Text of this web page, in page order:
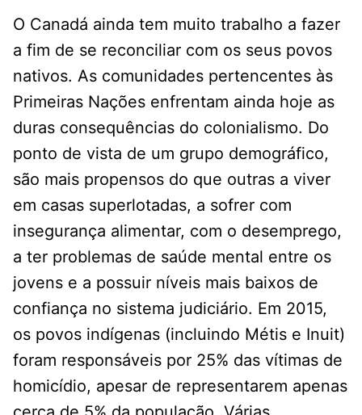
O Canadá ainda tem muito trabalho a fazer
a fim de se reconciliar com os seus povos
nativos. As comunidades pertencentes às
Primeiras Nações enfrentam ainda hoje as
duras consequências do colonialismo. Do
ponto de vista de um grupo demográfico,
são mais propensos do que outras a viver
em casas superlotadas, a sofrer com
insegurança alimentar, com o desemprego,
a ter problemas de saúde mental entre os
jovens e a possuir níveis mais baixos de
confiança no sistema judiciário. Em 2015,
os povos indígenas (incluindo Métis e Inuit)
foram responsáveis ​​por 25% das vítimas de
homicídio, apesar de representarem apenas